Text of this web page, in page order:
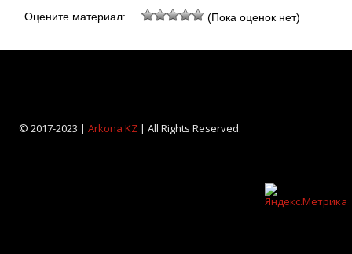
Оцените материал: (Пока оценок нет)
© 2017-2023 | Arkona KZ| All Rights Reserved.